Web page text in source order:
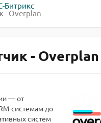
Битрикс
- Overplan
- Overplan
— от
системам до
систем